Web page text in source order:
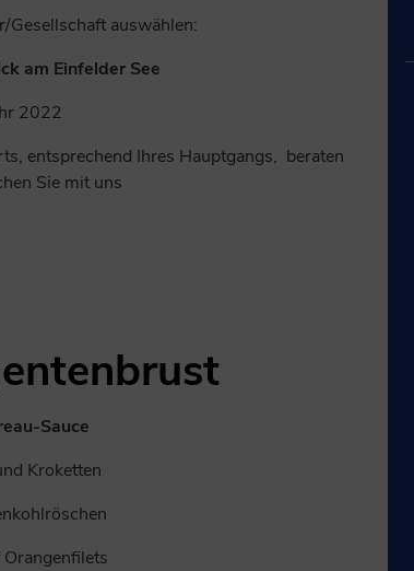
Gesellschaft auswählen:
am Einfelder See
2022
entsprechend Ihres Hauptgangs, beraten
Sie mit uns
Sauce
Kroketten